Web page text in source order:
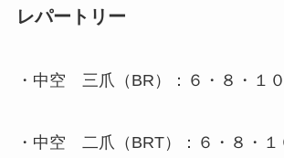
レパートリー
・中空 三爪（BR）：６・８・１
・中空 二爪（BRT）：６・８・１